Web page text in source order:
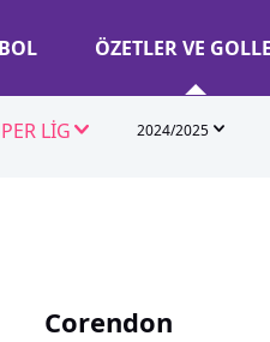
ÖZETLER VE
LİG 2024/2025
Corendon